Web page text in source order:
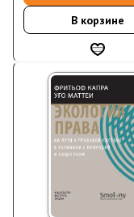
В корзине